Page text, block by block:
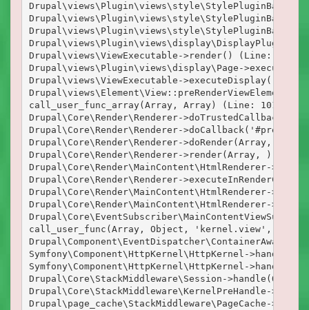
Drupal\views\Plugin\views\style\StylePluginBase-
Drupal\views\Plugin\views\style\StylePluginBase-
Drupal\views\Plugin\views\style\StylePluginBase-
Drupal\views\ViewExecutable->render() (Line: 199)
Drupal\views\Plugin\views\display\Page->execute()
Drupal\views\ViewExecutable-
call_user_func_array(Array, Array) (Line: 101)
Drupal\Core\Render\Renderer-
Drupal\Core\Render\Renderer-
Drupal\Core\Render\Renderer->doRender(Array, )
Drupal\Core\Render\Renderer->render(Array, )
Drupal\Core\Render\MainContent\HtmlRenderer-
Drupal\Core\Render\Renderer-
Drupal\Core\Render\MainContent\HtmlRenderer-
Drupal\Core\Render\MainContent\HtmlRenderer-
call_user_func(Array, Object, 'kernel.view',
Symfony\Component\HttpKernel\HttpKernel-
Symfony\Component\HttpKernel\HttpKernel-
Drupal\Core\StackMiddleware\Session-
Drupal\Core\StackMiddleware\KernelPreHandle-
Drupal\page_cache\StackMiddleware\PageCache-